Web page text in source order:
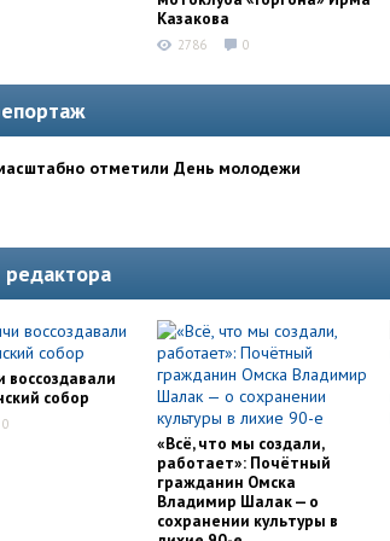
Казакова
2786 0
отметили День молодежи
воссоздавали
собор
0
«Всё, что мы создали,
работает»: Почётный
гражданин Омска
Владимир Шалак — о
сохранении культуры в